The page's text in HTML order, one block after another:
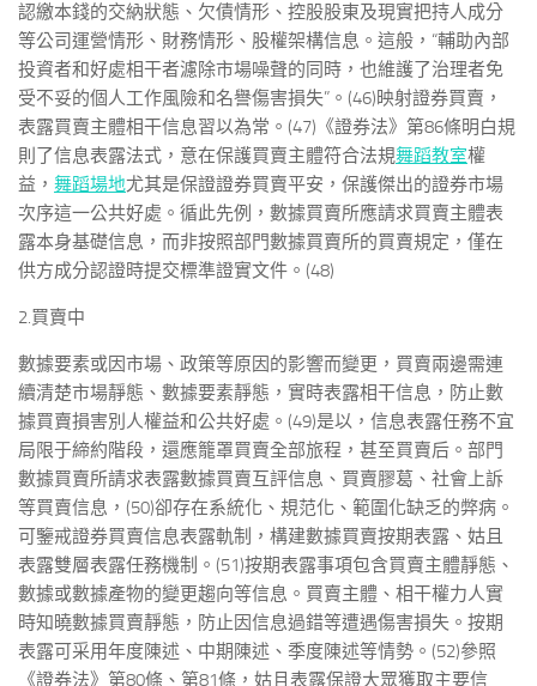
認繳本錢的交納狀態、欠債情形、控股股東及現實把持人成分
等公司運營情形、財務情形、股權架構信息。這般，“輔助內部
投資者和好處相干者濾除市場噪聲的同時，也維護了治理者免
受不妥的個人工作風險和名譽傷害損失”。(46)映射證券買賣，
表露買賣主體相干信息習以為常。(47)《證券法》第86條明白規
則了信息表露法式，意在保護買賣主體符合法規舞蹈教室權
益， 舞蹈場地尤其是保證證券買賣平安，保護傑出的證券市場
次序這一公共好處。循此先例，數據買賣所應請求買賣主體表
露本身基礎信息，而非按照部門數據買賣所的買賣規定，僅在
供方成分認證時提交標準證實文件。(48)
2.買賣中
數據要素或因市場、政策等原因的影響而變更，買賣兩邊需連
續清楚市場靜態、數據要素靜態，實時表露相干信息，防止數
據買賣損害別人權益和公共好處。(49)是以，信息表露任務不宜
局限于締約階段，還應籠罩買賣全部旅程，甚至買賣后。部門
數據買賣所請求表露數據買賣互評信息、買賣膠葛、社會上訴
等買賣信息，(50)卻存在系統化、規范化、範圍化缺乏的弊病。
可鑒戒證券買賣信息表露軌制，構建數據買賣按期表露、姑且
表露雙層表露任務機制。(51)按期表露事項包含買賣主體靜態、
數據或數據產物的變更趨向等信息。買賣主體、相干權力人實
時知曉數據買賣靜態，防止因信息過錯等遭遇傷害損失。按期
表露可采用年度陳述、中期陳述、季度陳述等情勢。(52)參照
《證券法》第80條、第81條，姑且表露保證大眾獲取主要信